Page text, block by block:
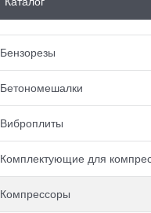
Бензорезы
Бетономешалки
Виброплиты
Комплектующие для
Компрессоры